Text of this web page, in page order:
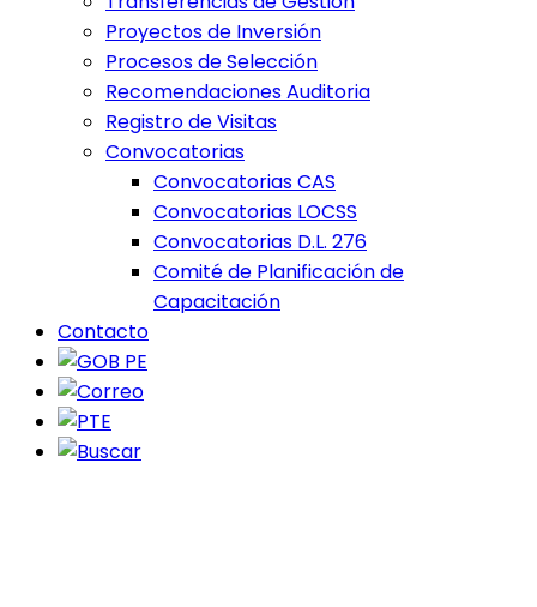
Proyectos de Inversión
Procesos de Selección
Recomendaciones Auditoria
Registro de Visitas
Convocatorias
Convocatorias CAS
Convocatorias LOCSS
Convocatorias D.L. 276
Comité de Planificación de
Capacitación
Contacto